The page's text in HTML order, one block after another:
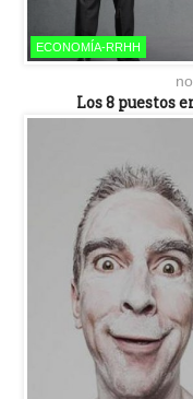
ECONOMÍA-RRHH
Los 8 puestos